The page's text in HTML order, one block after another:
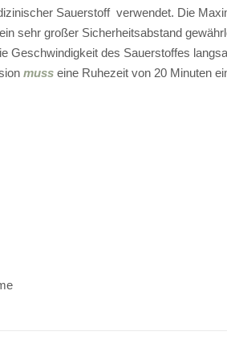
Sauerstoff verwendet. Die
sehr großer Sicherheitsabstand
Geschwindigkeit des Sauerstoffes
muss eine Ruhezeit von 20 Minuten